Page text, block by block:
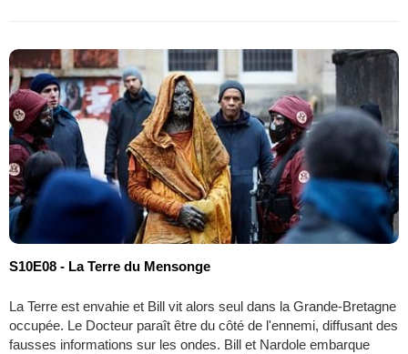
S10E08 - La Terre du Mensonge
La Terre est envahie et Bill vit alors seul dans la Grande-Bretagne
occupée. Le Docteur paraît être du côté de l'ennemi, diffusant des
fausses informations sur les ondes. Bill et Nardole embarque